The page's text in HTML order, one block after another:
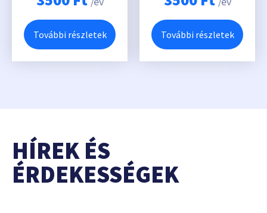
További részletek További részletek
HÍREK ÉS
ÉRDEKESSÉGEK